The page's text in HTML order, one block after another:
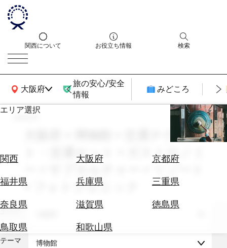
関西について お役立ち情報 検索
大阪府
関西広域MAP
旅の安心/安全
情報
みどころ
エリア選択
関西 大阪府
京都府
福井県
兵庫県
三重県
奈良県
滋賀県
徳島県
鳥取県
和歌山県
エ
券
テ
を
search
大阪府 × 博物館 × 交通チケッ
ト・交通セット × ガストロノミ
× フォトジェニック
エリア
テーマ 博物館